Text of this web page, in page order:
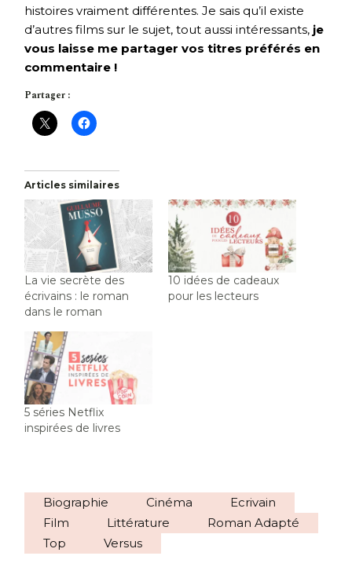
histoires vraiment différentes. Je sais qu’il existe
d’autres films sur le sujet, tout aussi intéressants, je
vous laisse me partager vos titres préférés en
commentaire !
Partager :
Articles similaires
La vie secrète des
écrivains : le roman
dans le roman
10 idées de cadeaux
pour les lecteurs
5 séries Netflix
inspirées de livres
Biographie Cinéma
Ecrivain
Film
Littérature
Roman Adapté
Top
Versus